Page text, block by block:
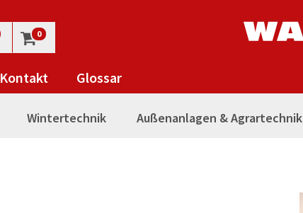
0
Kontakt Glossar
Wintertechnik Außenanlagen & Agrartechnik